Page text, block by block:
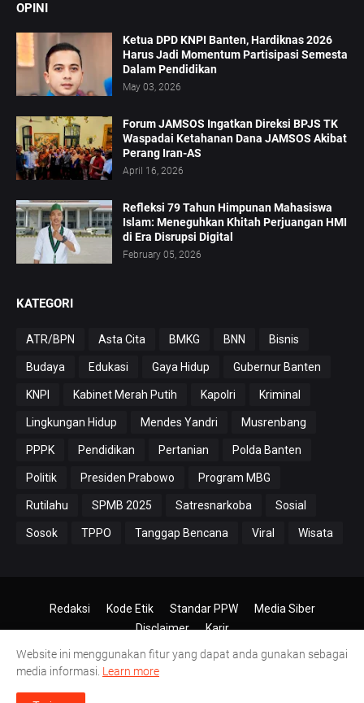
OPINI
Ketua DPD KNPI Banten, Hardiknas 2026
Harus Jadi Momentum Partisipasi Semesta
Dalam Pendidikan
May 03, 2026
Forum JAMSOS Ingatkan Direksi BPJS TK
Waspadai Ketahanan Dana JAMSOS Akibat
Perang Iran-AS
April 16, 2026
Refleksi 79 Tahun Himpunan Mahasiswa
Islam: Meneguhkan Khitah Perjuangan HMI
di Era Disrupsi Digital
February 05, 2026
KATEGORI
ATR/BPN Asta Cita BMKG BNN Bisnis
Budaya Edukasi Gaya Hidup Gubernur Banten
KNPI Kabinet Merah Putih Kapolri Kriminal
Lingkungan Hidup Mendes Yandri Musrenbang
PPPK Pendidikan Pertanian Polda Banten
Politik Presiden Prabowo Program MBG
Rutilahu SPMB 2025 Satresnarkoba Sosial
Sosok TPPO Tanggap Bencana Viral Wisata
© 2024-2026PT.Antero Inti Media
Redaksi Kode Etik Standar PPW
Media Siber
Disclaimer
Karir
Website ini menggunakan fitur yang dapat anda gunakan sebagai
media informasi. Learn more